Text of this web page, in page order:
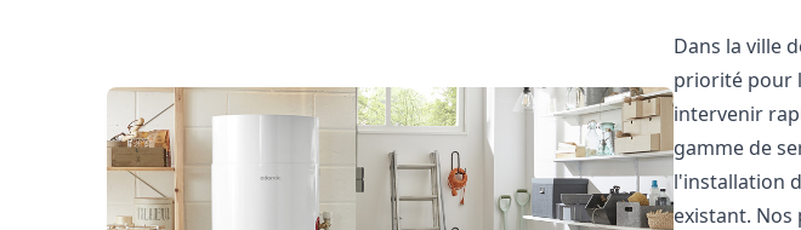
Dans la ville
priorité pour
intervenir
gamme de
l'installation
existant.